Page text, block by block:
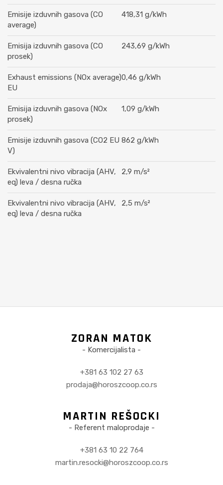
Emisije izduvnih gasova (CO
average)
418,31 g/kWh
Emisija izduvnih gasova (CO
prosek)
243,69 g/kWh
Exhaust emissions (NOx average)
EU
0,46 g/kWh
Emisija izduvnih gasova (NOx
prosek)
1,09 g/kWh
Emisije izduvnih gasova (CO2 EU
V)
862 g/kWh
Ekvivalentni nivo vibracija (AHV,
eq) leva / desna ručka
2,9 m/s²
Ekvivalentni nivo vibracija (AHV,
eq) leva / desna ručka
2,5 m/s²
ZORAN MATOK
- Komercijalista -
+381 63 102 27 63
prodaja@horoszcoop.co.rs
MARTIN REŠOCKI
- Referent maloprodaje -
+381 63 10 22 764
martin.resocki@horoszcoop.co.rs